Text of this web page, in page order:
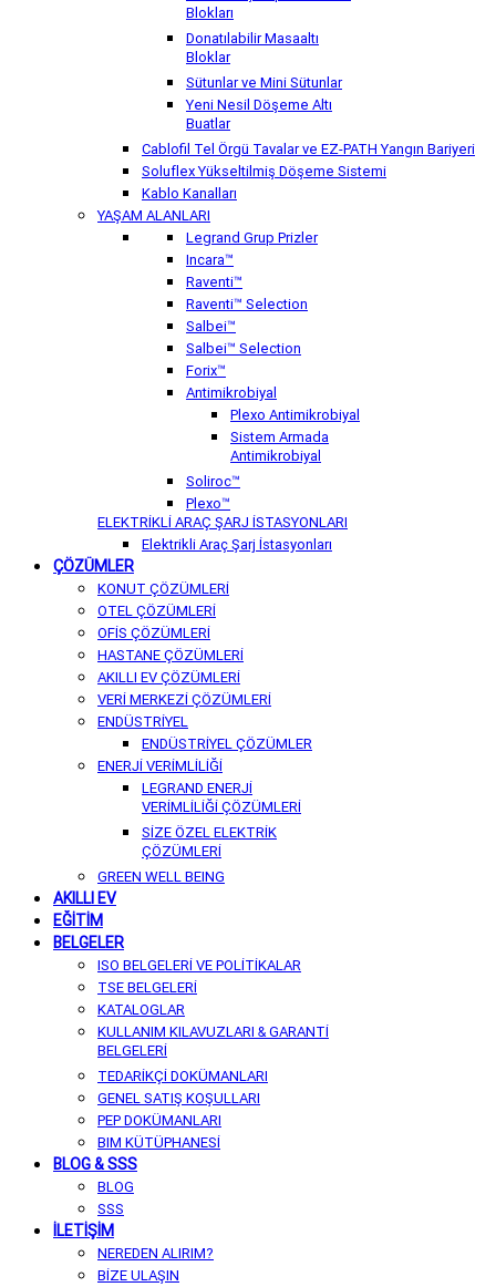
Blokları
Donatılabilir Masaaltı
Bloklar
Sütunlar ve Mini Sütunlar
Yeni Nesil Döşeme Altı
Buatlar
Cablofil Tel Örgü Tavalar ve EZ-PATH Yangın Bariyeri
Soluflex Yükseltilmiş Döşeme Sistemi
Kablo Kanalları
YAŞAM ALANLARI
Legrand Grup Prizler
Incara™
Raventi™
Raventi™ Selection
Salbei™
Salbei™ Selection
Forix™
Antimikrobiyal
Plexo Antimikrobiyal
Sistem Armada
Antimikrobiyal
Soliroc™
Plexo™
ELEKTRİKLİ ARAÇ ŞARJ İSTASYONLARI
Elektrikli Araç Şarj İstasyonları
ÇÖZÜMLER
KONUT ÇÖZÜMLERİ
OTEL ÇÖZÜMLERİ
OFİS ÇÖZÜMLERİ
HASTANE ÇÖZÜMLERİ
AKILLI EV ÇÖZÜMLERİ
VERİ MERKEZİ ÇÖZÜMLERİ
ENDÜSTRİYEL
ENDÜSTRİYEL ÇÖZÜMLER
ENERJİ VERİMLİLİĞİ
LEGRAND ENERJİ
VERİMLİLİĞİ ÇÖZÜMLERİ
SİZE ÖZEL ELEKTRİK
ÇÖZÜMLERİ
GREEN WELL BEING
AKILLI EV
EĞİTİM
BELGELER
ISO BELGELERİ VE POLİTİKALAR
TSE BELGELERİ
KATALOGLAR
KULLANIM KILAVUZLARI & GARANTİ
BELGELERİ
TEDARİKÇİ DOKÜMANLARI
GENEL SATIŞ KOŞULLARI
PEP DOKÜMANLARI
BIM KÜTÜPHANESİ
BLOG & SSS
BLOG
SSS
İLETİŞİM
NEREDEN ALIRIM?
BİZE ULAŞIN